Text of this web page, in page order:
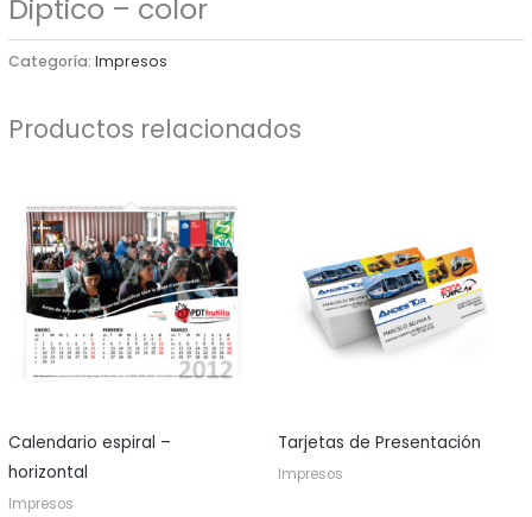
Diptico – color
Categoría:Impresos
Productos relacionados
Calendario espiral –
horizontal
Impresos
Tarjetas de Presentación
Impresos